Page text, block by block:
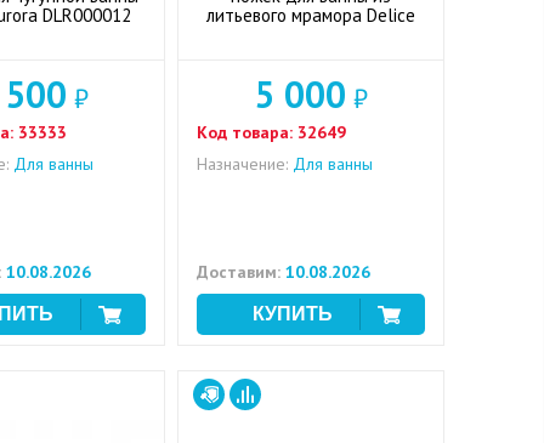
DLR000012
₽
33333
Для ванны
10.08.2026
литьевого мрамора Delice
5 000 ₽
Код товара: 32649
Назначение: Для ванны
Доставим: 10.08.2026